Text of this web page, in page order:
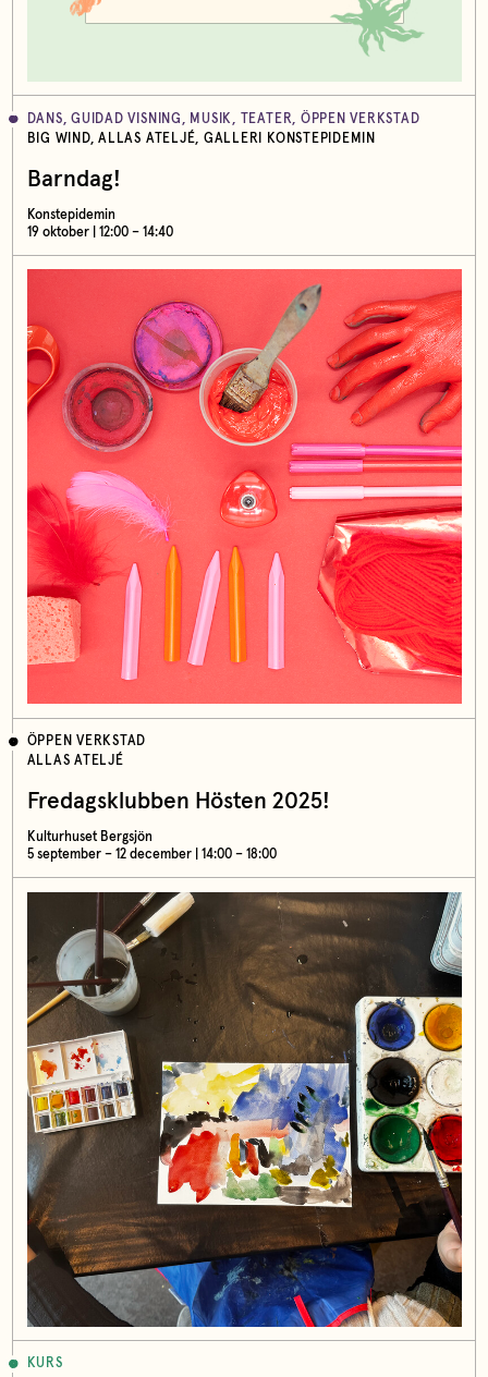
DANS, GUIDAD VISNING, MUSIK, TEATER, ÖPPEN VERKSTAD
BIG WIND, ALLAS ATELJÉ, GALLERI KONSTEPIDEMIN
Barndag!
Konstepidemin
19 oktober | 12:00 – 14:40
ÖPPEN VERKSTAD
ALLAS ATELJÉ
Fredagsklubben Hösten 2025!
Kulturhuset Bergsjön
5 september – 12 december | 14:00 – 18:00
KURS